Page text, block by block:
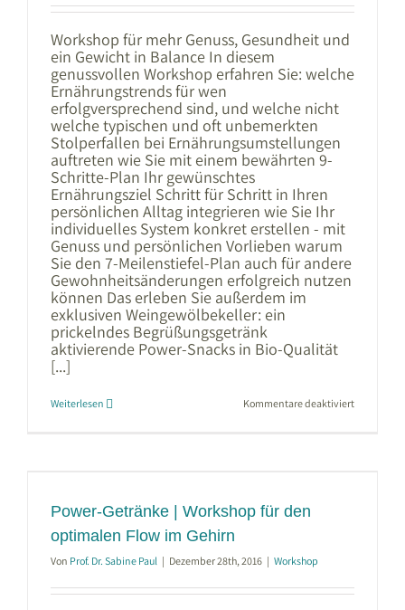
Workshop für mehr Genuss, Gesundheit und
ein Gewicht in Balance In diesem
genussvollen Workshop erfahren Sie: welche
Ernährungstrends für wen
erfolgversprechend sind, und welche nicht
welche typischen und oft unbemerkten
Stolperfallen bei Ernährungsumstellungen
auftreten wie Sie mit einem bewährten 9-
Schritte-Plan Ihr gewünschtes
Ernährungsziel Schritt für Schritt in Ihren
persönlichen Alltag integrieren wie Sie Ihr
individuelles System konkret erstellen - mit
Genuss und persönlichen Vorlieben warum
Sie den 7-Meilenstiefel-Plan auch für andere
Gewohnheitsänderungen erfolgreich nutzen
können Das erleben Sie außerdem im
exklusiven Weingewölbekeller: ein
prickelndes Begrüßungsgetränk
aktivierende Power-Snacks in Bio-Qualität
[...]
Weiterlesen Kommentare deaktiviertfür
Power-Getränke | Workshop für den
optimalen Flow im Gehirn
Von Prof. Dr. Sabine Paul | Dezember 28th, 2016 | Workshop